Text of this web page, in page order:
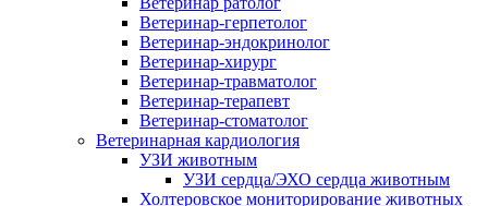
Ветеринар-герпетолог
Ветеринар-эндокринолог
Ветеринар-хирург
Ветеринар-травматолог
Ветеринар-терапевт
Ветеринар-стоматолог
Ветеринарная кардиология
УЗИ животным
УЗИ сердца/ЭХО сердца животным
Холтеровское мониторирование животных